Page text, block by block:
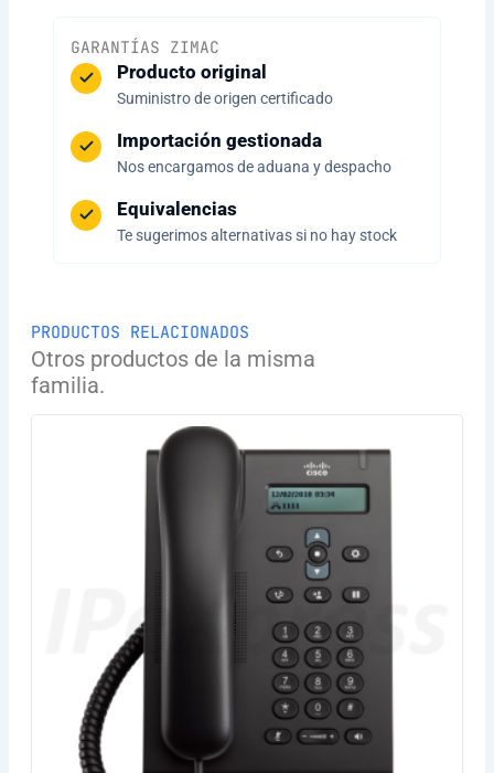
GARANTÍAS ZIMAC
Producto original
Suministro de origen certificado
Importación gestionada
Nos encargamos de aduana y despacho
Equivalencias
Te sugerimos alternativas si no hay stock
PRODUCTOS RELACIONADOS
Otros productos de la misma
familia.